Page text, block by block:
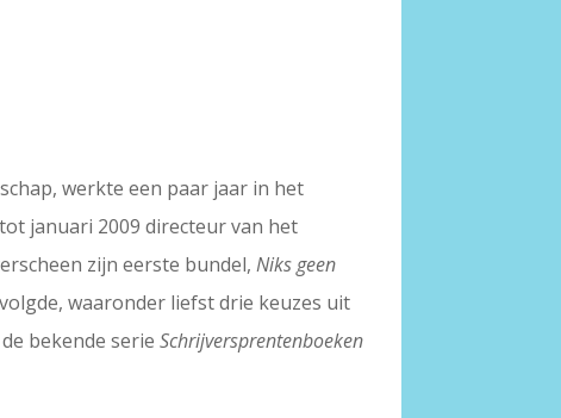
werkte een paar jaar in het
januari 2009 directeur van het
zijn eerste bundel,Niks geen
waaronder liefst drie keuzes uit
bekende serieSchrijversprentenboeken